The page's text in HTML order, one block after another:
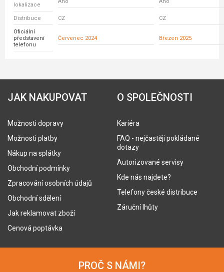
lokalizace
Distribuce CZ CZ
Oficiální
představení
telefonu
Červenec 2024 Březen 2025
JAK NAKUPOVAT
Možnosti dopravy
Možnosti platby
Nákup na splátky
Obchodní podmínky
Zpracování osobních údajů
Obchodní sdělení
Jak reklamovat zboží
Cenová poptávka
O SPOLEČNOSTI
Kariéra
FAQ - nejčastěji pokládané
dotazy
Autorizované servisy
Kde nás najdete?
Telefony české distribuce
Záruční lhůty
PROČ S NÁMI?